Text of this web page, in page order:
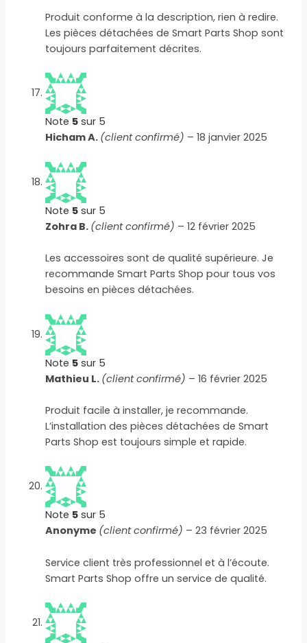
Produit conforme à la description, rien à redire.
Les pièces détachées de Smart Parts Shop sont
toujours parfaitement décrites.
Note 5 sur 5
Hicham A. (client confirmé) – 18 janvier 2025
Note 5 sur 5
Zohra B. (client confirmé) – 12 février 2025
Les accessoires sont de qualité supérieure. Je
recommande Smart Parts Shop pour tous vos
besoins en pièces détachées.
Note 5 sur 5
Mathieu L. (client confirmé) – 16 février 2025
Produit facile à installer, je recommande.
L’installation des pièces détachées de Smart
Parts Shop est toujours simple et rapide.
Note 5 sur 5
Anonyme (client confirmé) – 23 février 2025
Service client très professionnel et à l’écoute.
Smart Parts Shop offre un service de qualité.